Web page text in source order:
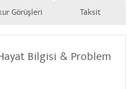
Görüşleri Taksit
Bilgisi & Problem